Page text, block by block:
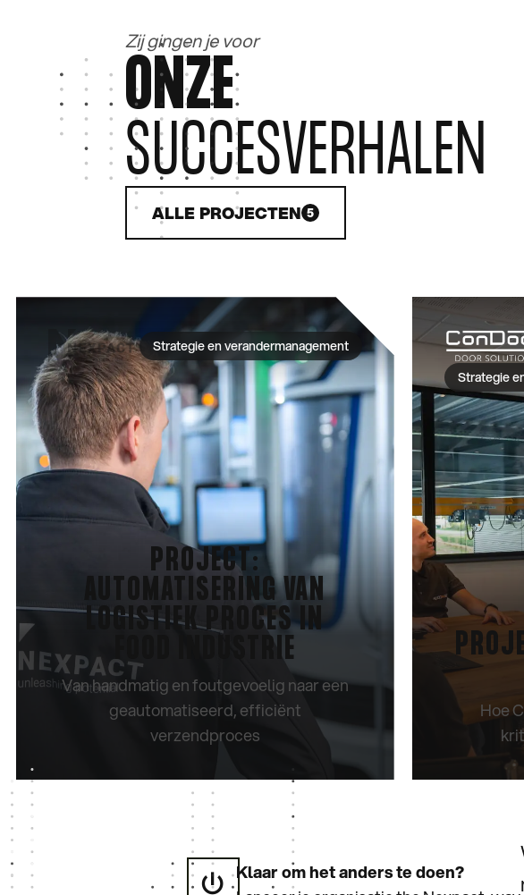
Zij gingen je voor
ONZE
SUCCESVERHALEN
ALLE PROJECTEN 5
Strategie en verandermanagement
PROJECT:
AUTOMATISERING VAN
LOGISTIEK PROCES IN
FOOD INDUSTRIE
Van handmatig en foutgevoelig naar een
geautomatiseerd, efficiënt
verzendproces
CASE BEKIJKEN
Strategie
Hoe
Klaar om het anders te doen?